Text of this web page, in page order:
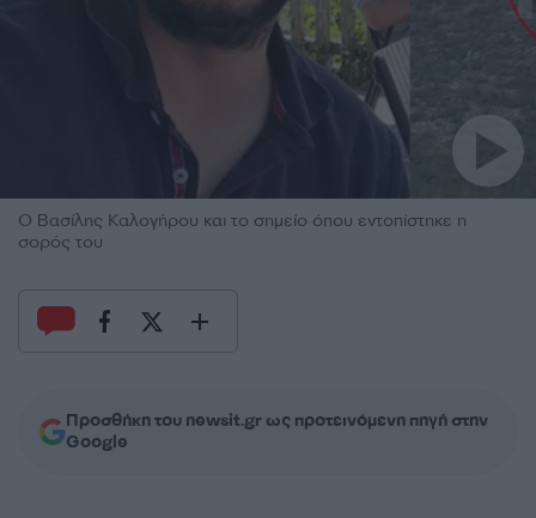
Ο Βασίλης Καλογήρου και το σημείο όπου εντοπίστηκε η
σορός του
Προσθήκη του newsit.gr ως προτεινόμενη πηγή στην
Google